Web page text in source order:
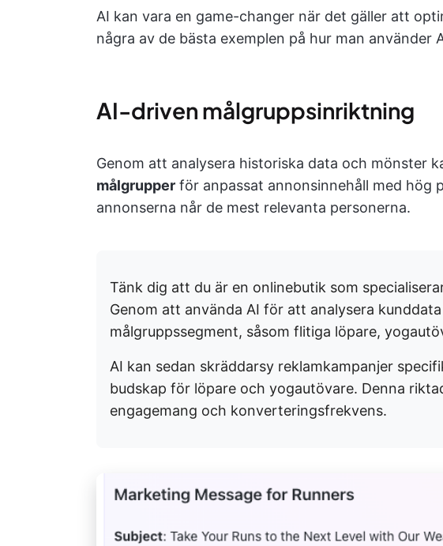
AI kan vara en game-changer när det gäller att
några av de bästa exemplen på hur man använder
AI-driven målgruppsinriktning
Genom att analysera historiska data och mönster
målgrupper för anpassat annonsinnehåll med hög
annonserna når de mest relevanta personerna.
Tänk dig att du är en onlinebutik som
Genom att använda AI för att analysera
målgruppssegment, såsom flitiga löpare,
AI kan sedan skräddarsy reklamkampanjer
budskap för löpare och yogautövare. Denna
engagemang och konverteringsfrekvens.